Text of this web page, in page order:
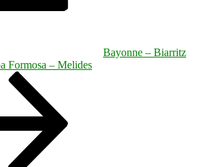
Bayonne – Biarritz
Formosa – Melides